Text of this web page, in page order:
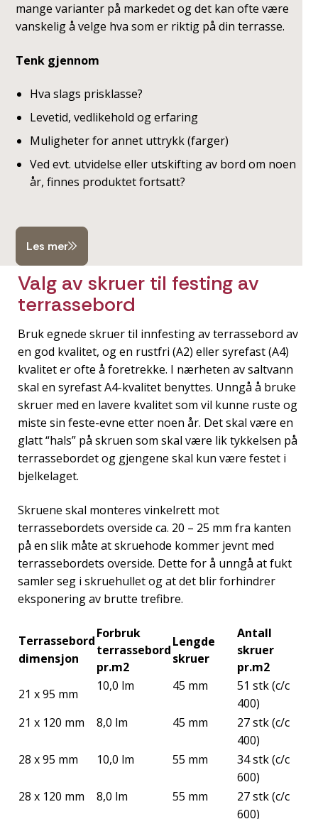
mange varianter på markedet og det kan ofte være
vanskelig å velge hva som er riktig på din terrasse.
Tenk gjennom
Hva slags prisklasse?
Levetid, vedlikehold og erfaring
Muligheter for annet uttrykk (farger)
Ved evt. utvidelse eller utskifting av bord om noen
år, finnes produktet fortsatt?
Les mer
Valg av skruer til festing av
terrassebord
Bruk egnede skruer til innfesting av terrassebord av
en god kvalitet, og en rustfri (A2) eller syrefast (A4)
kvalitet er ofte å foretrekke. I nærheten av saltvann
skal en syrefast A4-kvalitet benyttes. Unngå å bruke
skruer med en lavere kvalitet som vil kunne ruste og
miste sin feste-evne etter noen år. Det skal være en
glatt “hals” på skruen som skal være lik tykkelsen på
terrassebordet og gjengene skal kun være festet i
bjelkelaget.
Skruene skal monteres vinkelrett mot
terrassebordets overside ca. 20 – 25 mm fra kanten
på en slik måte at skruehode kommer jevnt med
terrassebordets overside. Dette for å unngå at fukt
samler seg i skruehullet og at det blir forhindrer
eksponering av brutte trefibre.
Terrassebord
dimensjon
Forbruk
terrassebord
pr.m2
Lengde
skruer
Antall
skruer
pr.m2
21 x 95 mm
10,0 lm 45 mm
51 stk (c/c
400)
21 x 120 mm
8,0 lm 45 mm
27 stk (c/c
400)
28 x 95 mm
10,0 lm 55 mm
34 stk (c/c
600)
28 x 120 mm
8,0 lm 55 mm
27 stk (c/c
600)